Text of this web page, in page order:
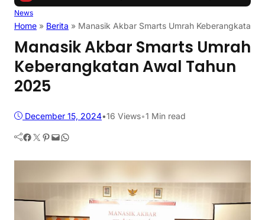
News
Home » Berita » Manasik Akbar Smarts Umrah Keberangkatan
Manasik Akbar Smarts Umrah
Keberangkatan Awal Tahun
2025
December 15, 2024•16 Views•1 Min read
Facebook Twitter Pinterest Mail WhatsApp